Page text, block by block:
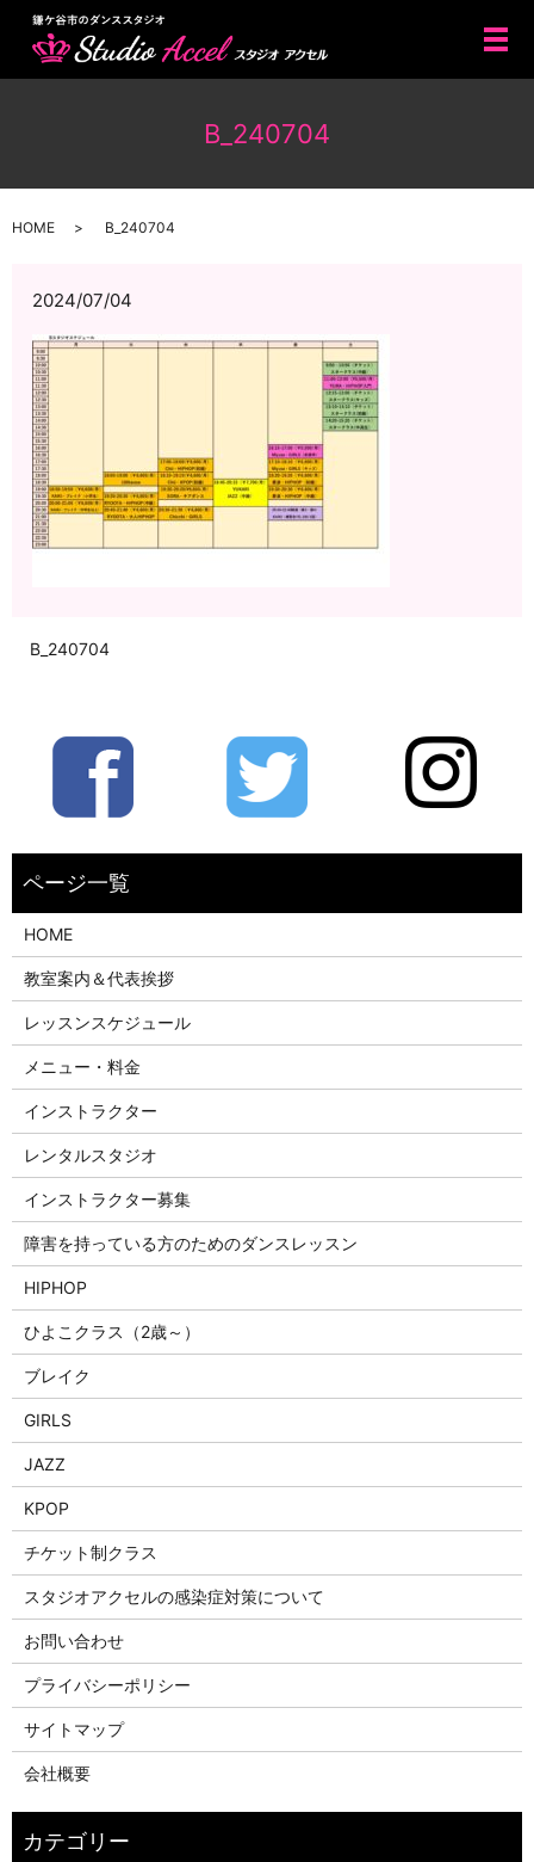
メ
B_240704
HOME B_240704
2024/07/04
B_240704
HOME
教室案内＆代表挨拶
レッスンスケジュール
メニュー・料金
インストラクター
レンタルスタジオ
インストラクター募集
障害を持っている方のためのダンスレッスン
HIPHOP
ひよこクラス（2歳～）
ブレイク
GIRLS
JAZZ
KPOP
チケット制クラス
スタジオアクセルの感染症対策について
お問い合わせ
プライバシーポリシー
サイトマップ
会社概要